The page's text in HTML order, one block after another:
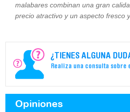
malabares combinan una gran
precio atractivo y un aspecto fresco
¿TIENES ALGUNA
Realiza una consulta sobre
Opiniones